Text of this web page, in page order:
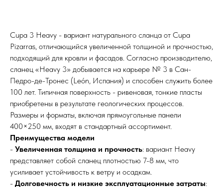
Cupa 3 Heavy - вариант натурального сланца от Cupa
Pizarras, отличающийся увеличенной толщиной и прочностью,
подходящий для кровли и фасадов. Согласно производителю,
сланец «Heavy 3» добывается на карьере № 3 в Сан-
Педро-де-Тронес (León, Испания) и способен служить более
100 лет. Типичная поверхность - ривеновая, тонкие пласты
приобретены в результате геологических процессов.
Размеры и форматы, включая прямоугольные панели
400×250 мм, входят в стандартный ассортимент.
Преимущества модели
- Увеличенная толщина и прочность: вариант Heavy
представляет собой сланец плотностью 7-8 мм, что
усиливает устойчивость к ветру и осадкам.
- Долговечность и низкие эксплуатационные затраты: